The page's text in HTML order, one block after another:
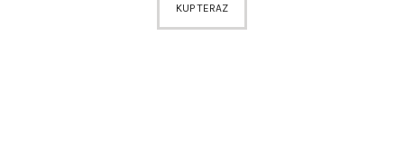
KUP TERAZ